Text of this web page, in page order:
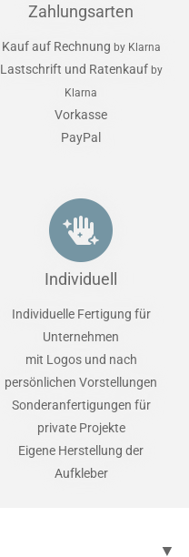
Zahlungsarten
Kauf auf Rechnung by Klarna
Lastschrift und Ratenkauf by
Klarna
Vorkasse
PayPal
Individuell
Individuelle Fertigung für
Unternehmen
mit Logos und nach
persönlichen Vorstellungen
Sonderanfertigungen für
private Projekte
Eigene Herstellung der
Aufkleber
▼